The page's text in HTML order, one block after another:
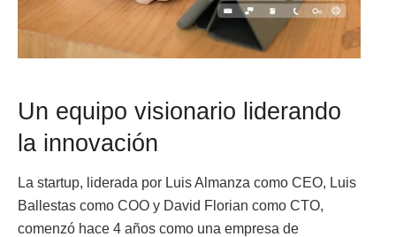
Un equipo visionario liderando
la innovación
La startup, liderada por Luis Almanza como CEO, Luis
Ballestas como COO y David Florian como CTO,
comenzó hace 4 años como una empresa de